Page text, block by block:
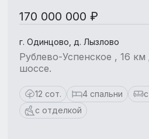
170 000 000 ₽
г. Одинцово, д. Лызлово
Рублево-Успенское , 16
шоссе.
12 сот. 4 спальни
с отделкой